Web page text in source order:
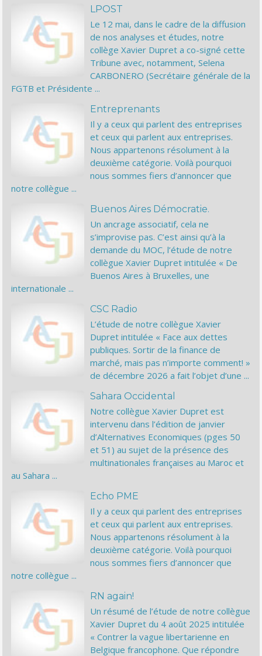
LPOST
Le 12 mai, dans le cadre de la diffusion
de nos analyses et études, notre
collège Xavier Dupret a co-signé cette
Tribune avec, notamment, Selena
CARBONERO (Secrétaire générale de la
FGTB et Présidente ...
Entreprenants
Il y a ceux qui parlent des entreprises
et ceux qui parlent aux entreprises.
Nous appartenons résolument à la
deuxième catégorie. Voilà pourquoi
nous sommes fiers d’annoncer que
notre collègue ...
Buenos Aires Démocratie.
Un ancrage associatif, cela ne
s’improvise pas. C’est ainsi qu’à la
demande du MOC, l’étude de notre
collègue Xavier Dupret intitulée « De
Buenos Aires à Bruxelles, une
internationale ...
CSC Radio
L’étude de notre collègue Xavier
Dupret intitulée « Face aux dettes
publiques. Sortir de la finance de
marché, mais pas n’importe comment! »
de décembre 2026 a fait l’objet d’une ...
Sahara Occidental
Notre collègue Xavier Dupret est
intervenu dans l’édition de janvier
d’Alternatives Economiques (pges 50
et 51) au sujet de la présence des
multinationales françaises au Maroc et
au Sahara ...
Echo PME
Il y a ceux qui parlent des entreprises
et ceux qui parlent aux entreprises.
Nous appartenons résolument à la
deuxième catégorie. Voilà pourquoi
nous sommes fiers d’annoncer que
notre collègue ...
RN again!
Un résumé de l’étude de notre collègue
Xavier Dupret du 4 août 2025 intitulée
« Contrer la vague libertarienne en
Belgique francophone. Que répondre